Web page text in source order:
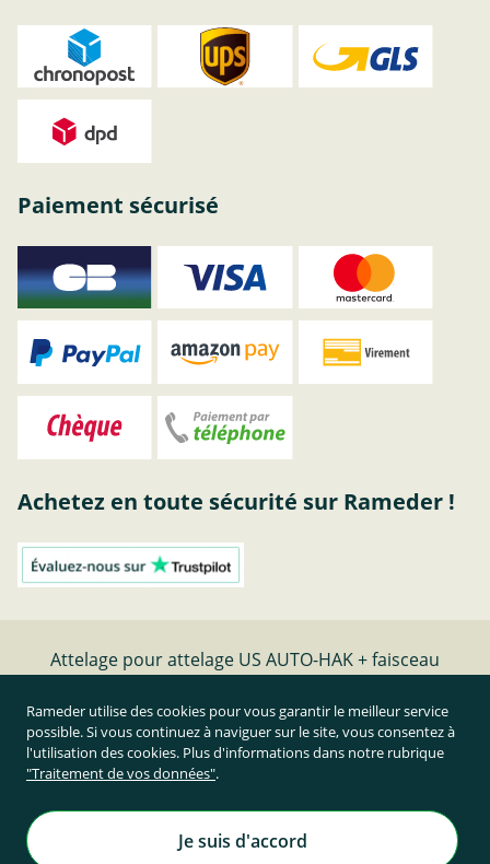
Paiement sécurisé
Achetez en toute sécurité sur Rameder !
Attelage pour attelage US AUTO-HAK + faisceau
Résilier le contrat
Prix TTC et hors frais de port
Rameder Attelage France
Tous droits réservés. | © Copyright 1995-2026
Rameder utilise des cookies pour vous garantir le meilleur service
possible. Si vous continuez à naviguer sur le site, vous consentez à
l'utilisation des cookies. Plus d'informations dans notre rubrique
"Traitement de vos données".
Je suis d'accord